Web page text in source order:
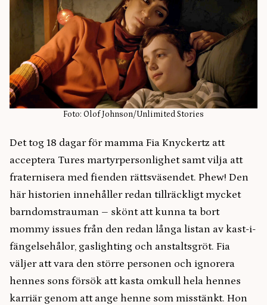
Foto: Olof Johnson/Unlimited Stories
Det tog 18 dagar för mamma Fia Knyckertz att
acceptera Tures martyrpersonlighet samt vilja att
fraternisera med fienden rättsväsendet. Phew! Den
här historien innehåller redan tillräckligt mycket
barndomstrauman – skönt att kunna ta bort
mommy issues från den redan långa listan av kast-i-
fängelsehålor, gaslighting och anstaltsgröt. Fia
väljer att vara den större personen och ignorera
hennes sons försök att kasta omkull hela hennes
karriär genom att ange henne som misstänkt. Hon